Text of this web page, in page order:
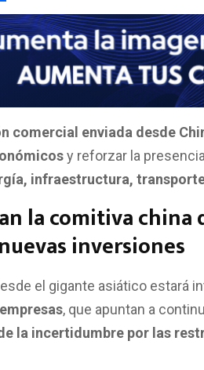
comercial enviada desde
y reforzar la
infraestructura,
la comitiva china
inversiones
el gigante asiático estará
, que apuntan a
la incertidumbre por las